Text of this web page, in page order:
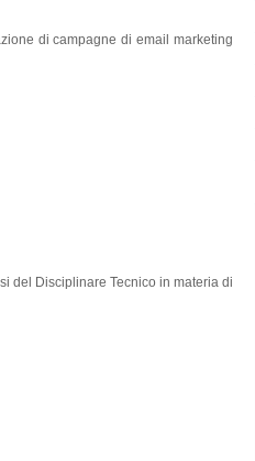
di campagne di email marketing
del Disciplinare Tecnico in materia di